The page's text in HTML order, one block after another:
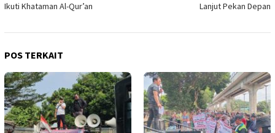
Ikuti Khataman Al-Qur’an
Lanjut Pekan Depan
POS TERKAIT